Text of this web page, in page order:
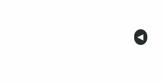
Anterior
◀︎